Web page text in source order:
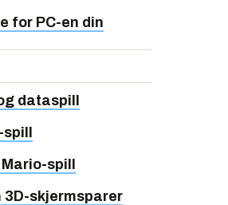
for PC-en din
dataspill
spill
3D-skjermsparer